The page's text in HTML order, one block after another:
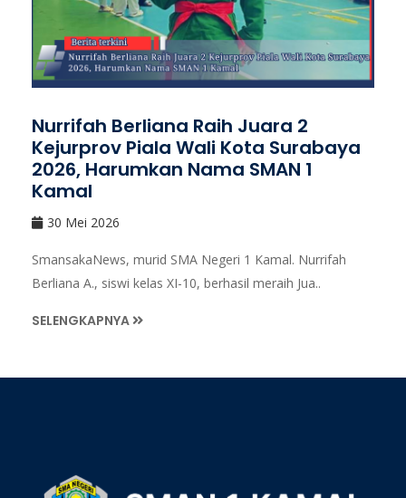
Nurrifah Berliana Raih Juara 2
Kejurprov Piala Wali Kota Surabaya
2026, Harumkan Nama SMAN 1
Kamal
30 Mei 2026
SmansakaNews, murid SMA Negeri 1 Kamal. Nurrifah
Berliana A., siswi kelas XI-10, berhasil meraih Jua..
SELENGKAPNYA